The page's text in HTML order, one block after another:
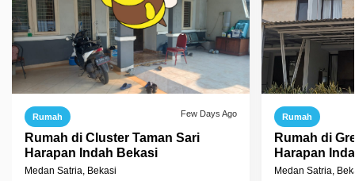
Rumah Few Days Ago
Rumah di Cluster Taman Sari
Harapan Indah Bekasi
Medan Satria, Bekasi
Rumah
Rumah di
Harapan
Medan Satria,